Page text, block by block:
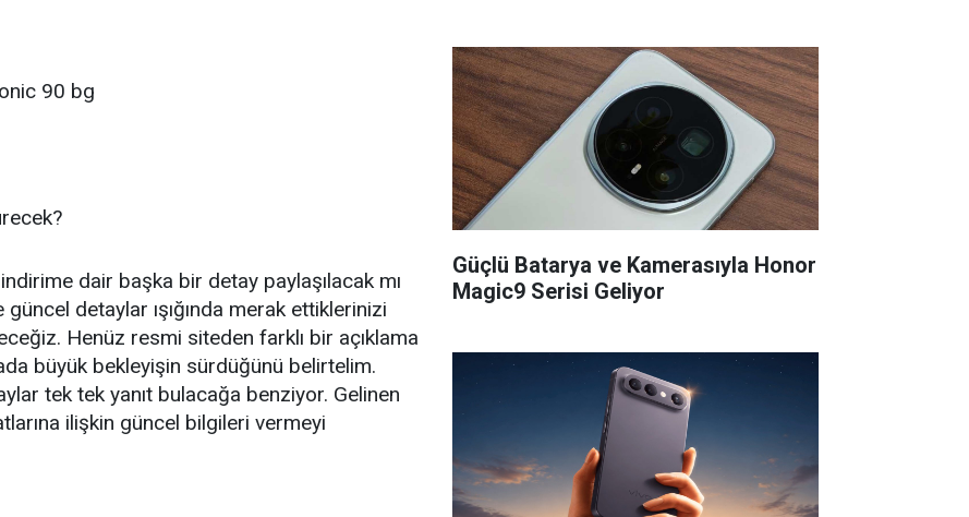
90 bg
dair başka bir detay paylaşılacak mı
detaylar ışığında merak ettiklerinizi
Henüz resmi siteden farklı bir açıklama
büyük bekleyişin sürdüğünü belirtelim.
tek tek yanıt bulacağa benziyor. Gelinen
ilişkin güncel bilgileri vermeyi
Güçlü Batarya ve Kamerasıyla Honor
Magic9 Serisi Geliyor